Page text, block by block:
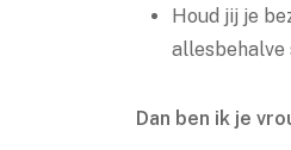
Houd jij je
allesbehalve
Dan ben ik je